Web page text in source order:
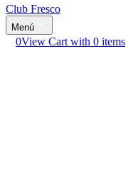
Club Fresco
Menú
0View Cart with 0 items